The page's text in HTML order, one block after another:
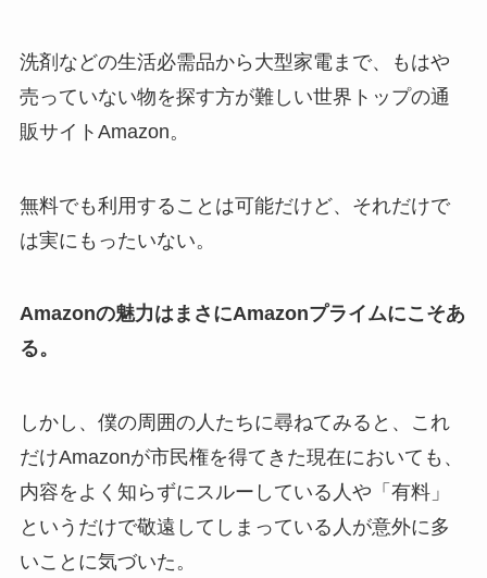
洗剤などの生活必需品から大型家電まで、もはや
売っていない物を探す方が難しい世界トップの通
販サイトAmazon。
無料でも利用することは可能だけど、それだけで
は実にもったいない。
Amazonの魅力はまさにAmazonプライムにこそあ
る。
しかし、僕の周囲の人たちに尋ねてみると、これ
だけAmazonが市民権を得てきた現在においても、
内容をよく知らずにスルーしている人や「有料」
というだけで敬遠してしまっている人が意外に多
いことに気づいた。